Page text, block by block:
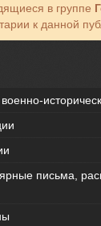
в группе
к данной
письма,